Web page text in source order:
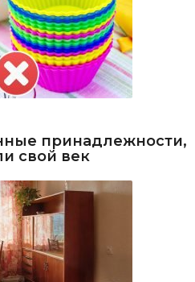
принадлежности,
свой век